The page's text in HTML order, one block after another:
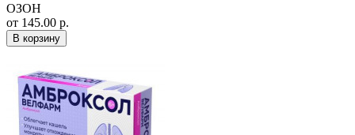
ОЗОН
от 145.00 р.
В корзину